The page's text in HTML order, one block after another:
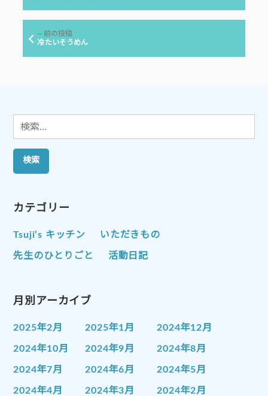
ナ
ー
前の投稿前
の
冷たいそうめん
検
索:
カテゴリー
Tsuji’s キッチン いただきもの
先生のひとりごと 活動日記
月別アーカイブ
2025年2月 2025年1月 2024年12月
2024年10月 2024年9月 2024年8月
2024年7月 2024年6月 2024年5月
2024年4月 2024年3月 2024年2月